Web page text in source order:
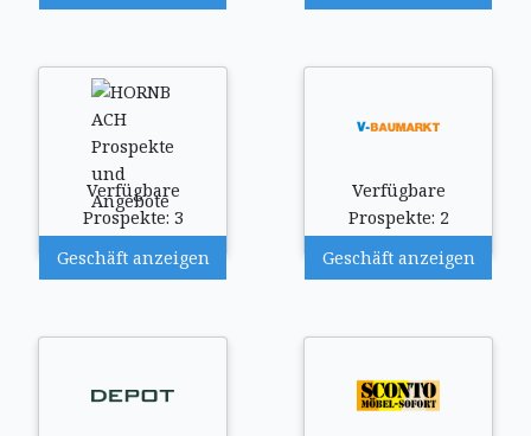
Verfügbare
Prospekte: 3
Geschäft anzeigen
Verfügbare
Prospekte: 2
Geschäft anzeigen